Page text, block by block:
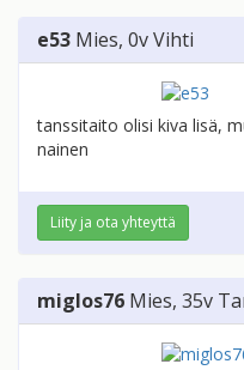
e53 Mies, 0vVihti
tanssitaito olisi kiva lisä,
nainen
Liity ja ota yhteyttä
miglos76 Mies, 35v